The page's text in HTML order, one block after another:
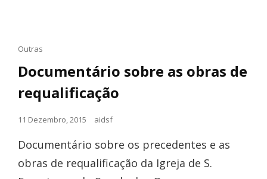
Cat
Outras
Documentário sobre as obras de
requalificação
Posted
11 Dezembro, 2015 aidsf
Documentário sobre os precedentes e as
obras de requalificação da Igreja de S.